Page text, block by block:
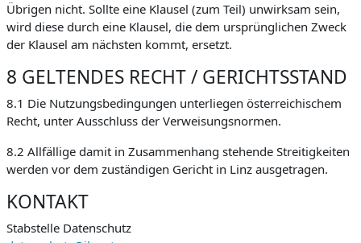
Übrigen nicht. Sollte eine Klausel (zum Teil) unwirksam sein,
wird diese durch eine Klausel, die dem ursprünglichen Zweck
der Klausel am nächsten kommt, ersetzt.
8 GELTENDES RECHT / GERICHTSSTAND
8.1 Die Nutzungsbedingungen unterliegen österreichischem
Recht, unter Ausschluss der Verweisungsnormen.
8.2 Allfällige damit in Zusammenhang stehende Streitigkeiten
werden vor dem zuständigen Gericht in Linz ausgetragen.
KONTAKT
Stabstelle Datenschutz